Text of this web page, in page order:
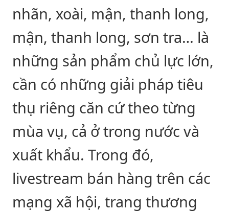
nhãn, xoài, mận, thanh long,
mận, thanh long, sơn tra… là
những sản phẩm chủ lực lớn,
cần có những giải pháp tiêu
thụ riêng căn cứ theo từng
mùa vụ, cả ở trong nước và
xuất khẩu. Trong đó,
livestream bán hàng trên các
mạng xã hội, trang thương